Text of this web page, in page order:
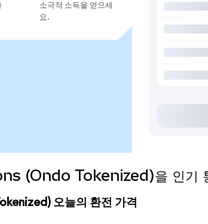
소극적 소득을 얻으세
요.
Tokenized)을 인기 통
오늘의 환전 가격